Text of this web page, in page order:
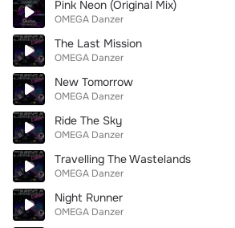
Pink Neon (Original Mix)
OMEGA Danzer
The Last Mission
OMEGA Danzer
New Tomorrow
OMEGA Danzer
Ride The Sky
OMEGA Danzer
Travelling The Wastelands
OMEGA Danzer
Night Runner
OMEGA Danzer